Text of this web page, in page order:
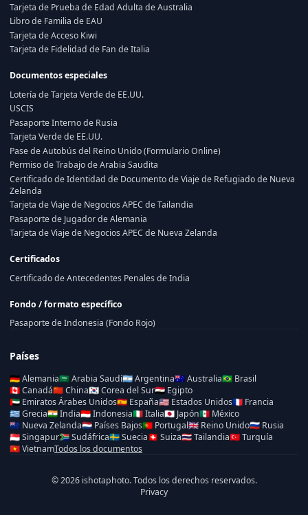
Tarjeta de Prueba de Edad Adulta de Australia
Libro de Familia de EAU
Tarjeta de Acceso Kiwi
Tarjeta de Fidelidad de Fan de Italia
Documentos especiales
Lotería de Tarjeta Verde de EE.UU.
USCIS
Pasaporte Interno de Rusia
Tarjeta Verde de EE.UU.
Pase de Autobús del Reino Unido (Formulario Online)
Permiso de Trabajo de Arabia Saudita
Certificado de Identidad de Documento de Viaje de Refugiado de Nueva
Zelanda
Tarjeta de Viaje de Negocios APEC de Tailandia
Pasaporte de Jugador de Alemania
Tarjeta de Viaje de Negocios APEC de Nueva Zelanda
Certificados
Certificado de Antecedentes Penales de India
Fondo / formato específico
Pasaporte de Indonesia (Fondo Rojo)
Países
🇩🇪Alemania🇸🇦Arabia Saudí🇦🇷Argentina🇦🇺Australia🇧🇷 Brasil
🇨🇦Canadá🇨🇳China🇰🇷Corea del Sur🇪🇬 Egipto
🇦🇪 Emiratos Árabes Unidos🇪🇸 España🇺🇸 Estados Unidos🇫🇷 Francia
🇬🇷Grecia🇮🇳India🇮🇩Indonesia🇮🇹Italia🇯🇵 Japón🇲🇽 México
🇳🇿 Nueva Zelanda🇳🇱 Países Bajos🇵🇹 Portugal🇬🇧 Reino Unido🇷🇺 Rusia
🇸🇬Singapur🇿🇦Sudáfrica🇸🇪Suecia🇨🇭 Suiza🇹🇭Tailandia🇹🇷Turquía
🇻🇳VietnamTodos los documentos
© 2026 ishotaphoto. Todos los derechos reservados.
Privacy